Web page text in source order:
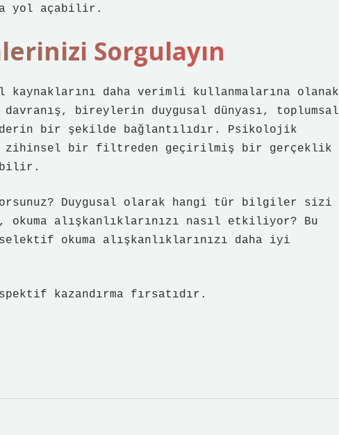
yol açabilir.
Sorgulayın
daha verimli kullanmalarına olanak
bireylerin duygusal dünyası, toplumsal
bir şekilde bağlantılıdır. Psikolojik
zihinsel bir filtreden geçirilmiş bir gerçeklik
Duygusal olarak hangi tür bilgiler sizi
okuma alışkanlıklarınızı nasıl etkiliyor? Bu
okuma alışkanlıklarınızı daha iyi
kazandırma fırsatıdır.